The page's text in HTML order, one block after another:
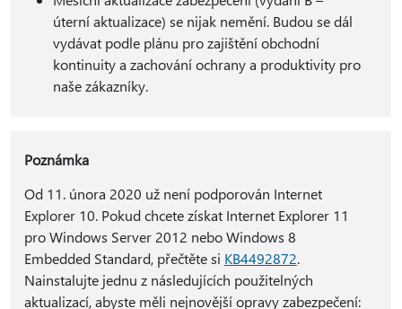
úterní aktualizace) se nijak nemění. Budou se dál
vydávat podle plánu pro zajištění obchodní
kontinuity a zachování ochrany a produktivity pro
naše zákazníky.
Poznámka
Od 11. února 2020 už není podporován Internet
Explorer 10. Pokud chcete získat Internet Explorer 11
pro Windows Server 2012 nebo Windows 8
Embedded Standard, přečtěte si KB4492872.
Nainstalujte jednu z následujících použitelných
aktualizací, abyste měli nejnovější opravy zabezpečení: